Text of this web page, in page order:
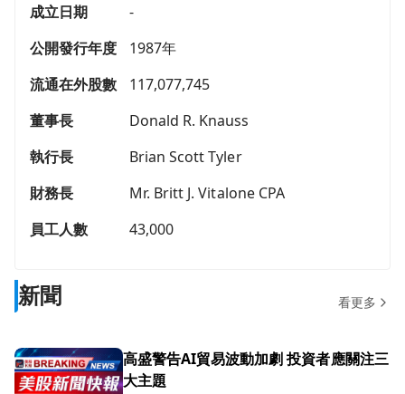
成立日期
-
公開發行年度
1987年
流通在外股數
117,077,745
董事長
Donald R. Knauss
執行長
Brian Scott Tyler
財務長
Mr. Britt J. Vitalone CPA
員工人數
43,000
新聞 看更多
高盛警告AI貿易波動加劇 投資者應關注三
大主題